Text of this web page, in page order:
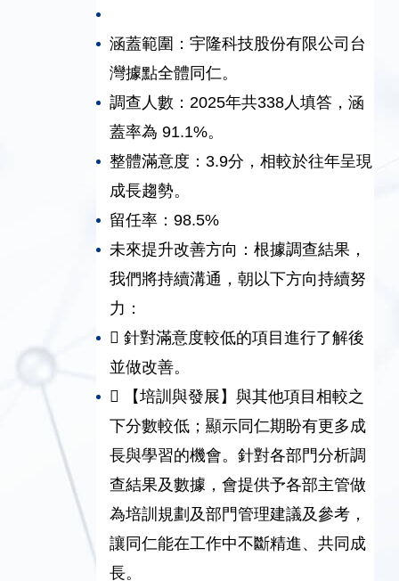
涵蓋範圍：宇隆科技股份有限公司台
灣據點全體同仁。
調查人數：2025年共338人填答，涵
蓋率為 91.1%。
整體滿意度：3.9分，相較於往年呈現
成長趨勢。
留任率：98.5%
未來提升改善方向：根據調查結果，
我們將持續溝通，朝以下方向持續努
力：
 針對滿意度較低的項目進行了解後
並做改善。

【培訓與發展】與其他項目相較之
下分數較低；顯示同仁期盼有更多成
長與學習的機會。針對各部門分析調
查結果及數據，會提供予各部主管做
為培訓規劃及部門管理建議及參考，
讓同仁能在工作中不斷精進、共同成
長。